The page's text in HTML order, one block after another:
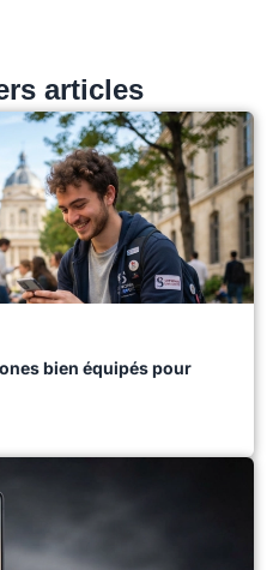
articles
bien équipés pour